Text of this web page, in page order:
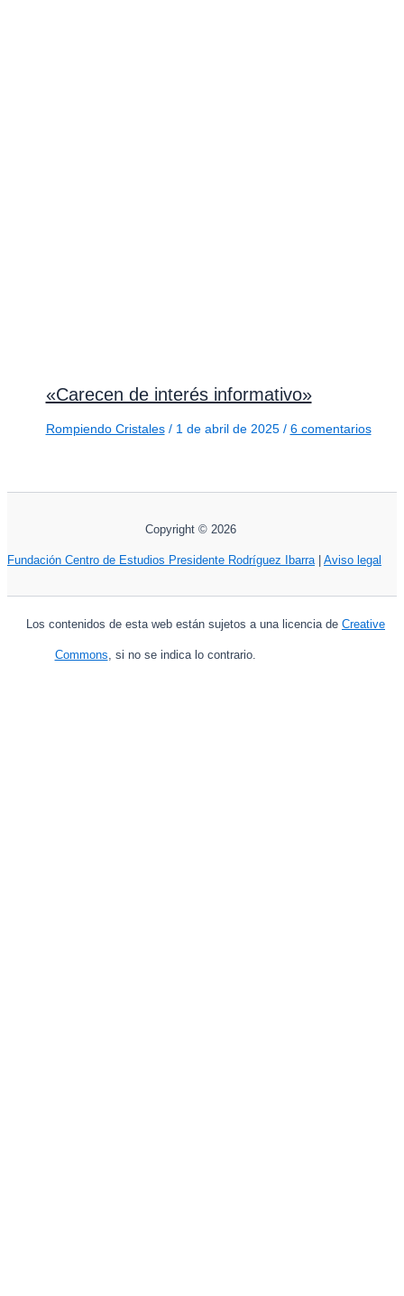
«Carecen de interés informativo»
Rompiendo Cristales/ 1 de abril de 2025 / 6 comentarios
Copyright © 2026
Fundación Centro de Estudios Presidente Rodríguez Ibarra| Aviso legal
Los contenidos de esta web están sujetos a una licencia de Creative
Commons, si no se indica lo contrario.